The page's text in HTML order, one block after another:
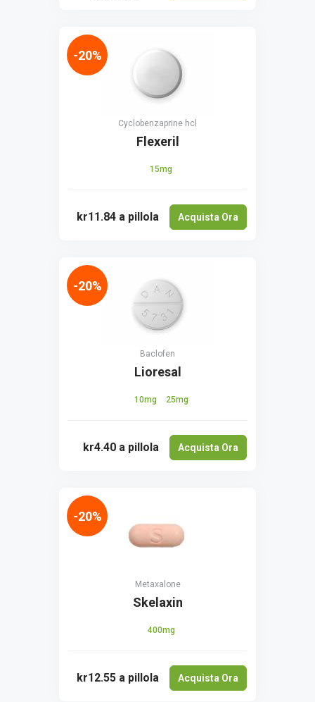
Сyclobenzaprine hcl
Flexeril
15mg
kr11.84 a pillola Acquista Ora
-20%
Baclofen
Lioresal
10mg 25mg
kr4.40 a pillola Acquista Ora
-20%
Metaxalone
Skelaxin
400mg
kr12.55 a pillola Acquista Ora
-20%